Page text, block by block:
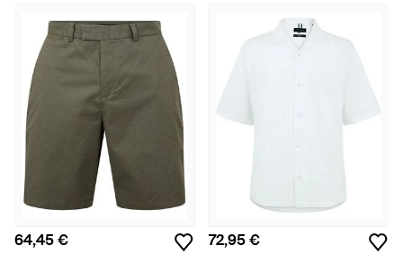
64,45 € 72,95 €